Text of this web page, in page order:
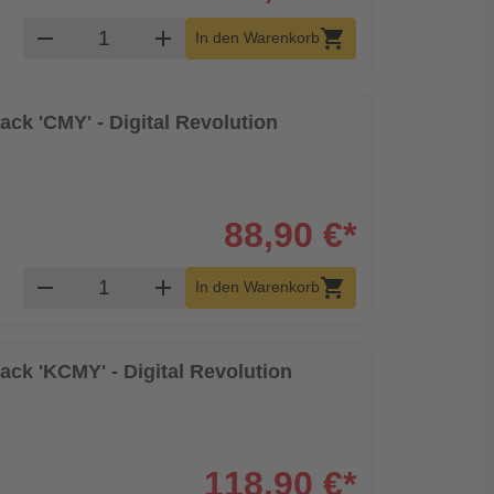
remove Produkt Warenkorb Menge
add In den Warenkorbshopping_cart
'CMY' - Digital Revolution
88,90 €*
remove Produkt Warenkorb Menge
add In den Warenkorbshopping_cart
'KCMY' - Digital Revolution
118,90 €*